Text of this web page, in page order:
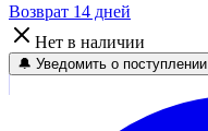
Возврат 14 дней
Нет в наличии
🔔 Уведомить о поступлении